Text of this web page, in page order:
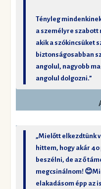
Tényleg
a személyre szabott
akik a szókincsüket
biztonságosabban
angolul, nagyobb
angolul dolgozni.”
„Mielőtt elkezdtünk
hittem, hogy akár
beszélni, de az ő
megcsinálnom!
elakadásom épp az